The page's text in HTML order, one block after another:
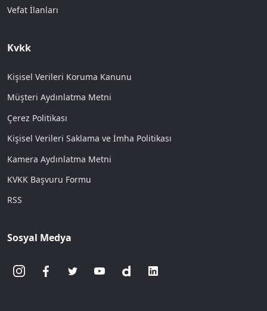
Vefat İlanları
Kvkk
Kişisel Verileri Koruma Kanunu
Müşteri Aydınlatma Metni
Çerez Politikası
Kişisel Verileri Saklama ve İmha Politikası
Kamera Aydınlatma Metni
KVKK Başvuru Formu
RSS
Sosyal Medya